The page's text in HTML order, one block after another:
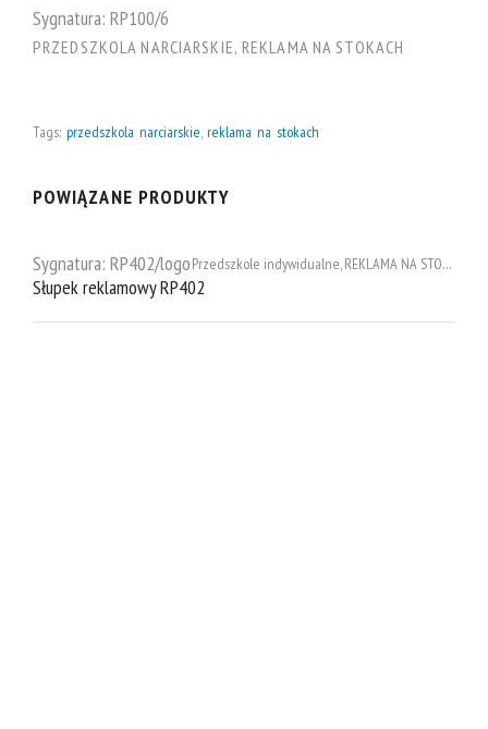
Sygnatura: RP100/6
PRZEDSZKOLA NARCIARSKIE, REKLAMA NA STOKACH
Tags: przedszkola narciarskie, reklama na stokach
POWIĄZANE PRODUKTY
Sygnatura: RP402/logoPrzedszkole indywidualne,REKLAMA NA STOKACH
Słupek reklamowy RP402